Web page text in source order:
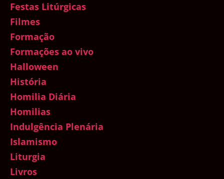
Festas Litúrgicas
Filmes
Formação
Formações ao vivo
Halloween
História
Homilia Diária
Homilias
Indulgência Plenária
Islamismo
Liturgia
Livros